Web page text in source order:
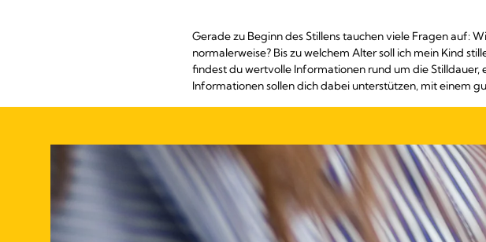
Gerade zu Beginn des Stillens tauchen viele Fragen auf:
normalerweise? Bis zu welchem Alter soll ich mein Kind
findest du wertvolle Informationen rund um die
Informationen sollen dich dabei unterstützen, mit einem